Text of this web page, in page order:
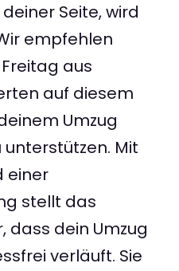
Seite, wird
empfehlen
aus
auf diesem
Umzug
Mit
einer
stellt das
dass dein Umzug
verläuft. Sie